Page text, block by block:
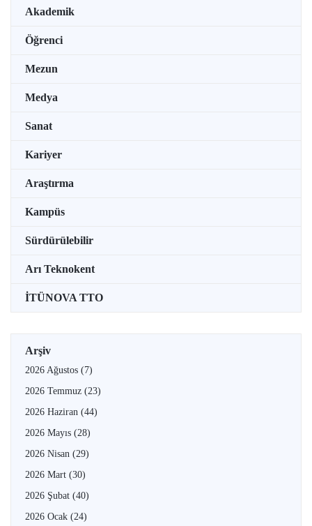
Akademik
Öğrenci
Mezun
Medya
Sanat
Kariyer
Araştırma
Kampüs
Sürdürülebilir
Arı Teknokent
İTÜNOVA TTO
Arşiv
2026 Ağustos (7)
2026 Temmuz (23)
2026 Haziran (44)
2026 Mayıs (28)
2026 Nisan (29)
2026 Mart (30)
2026 Şubat (40)
2026 Ocak (24)